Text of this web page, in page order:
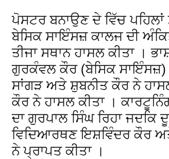
ਪੋਸਟਰ ਬਨਾਉਣ ਦੇ ਵਿੱਚ ਪਹਿਲਾਂ
ਬੇਸਿਕ ਸਾਇੰਸਜ਼ ਕਾਲਜ ਦੀ
ਤੀਜਾ ਸਥਾਨ ਹਾਸਲ ਕੀਤਾ ।
ਗੁਰਕੰਵਲ ਕੌਰ (ਬੇਸਿਕ ਸਾਇੰਸਜ਼)
ਸਾਂਗੜ ਅਤੇ ਸ਼ੁਬਨੀਤ ਕੌਰ ਨੇ
ਕੌਰ ਨੇ ਹਾਸਲ ਕੀਤਾ ।
ਦਾ ਗੁਰਪਾਲ ਸਿੰਘ ਰਿਹਾ ਜਦਕਿ
ਵਿਦਿਆਰਥਣ ਇਸ਼ਵਿੰਦਰ ਕੌਰ
ਨੇ ਪ੍ਰਾਪਤ ਕੀਤਾ ।